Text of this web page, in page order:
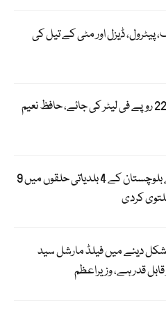
پیٹرول، ڈیزل اور مٹی کے تیل کی
پیٹرول کی قیمت 228 روپے فی لیٹر کی جائے، حافظ نعیم
الیکشن کمیشن نے بلوچستان کے 4 بلدیاتی حلقوں میں 9
کردی
دینے میں فیلڈ مارشل سید
قدر ہے، وزیراعظم